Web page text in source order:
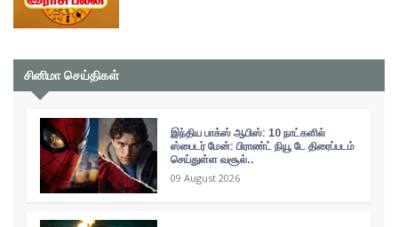
சினிமா செய்திகள்
இந்திய பாக்ஸ் ஆபிஸ்: 10 நாட்களில்
ஸ்பைடர் மேன்: பிராண்ட் நியூ டே திரைப்படம்
செய்துள்ள வசூல்..
09 August 2026